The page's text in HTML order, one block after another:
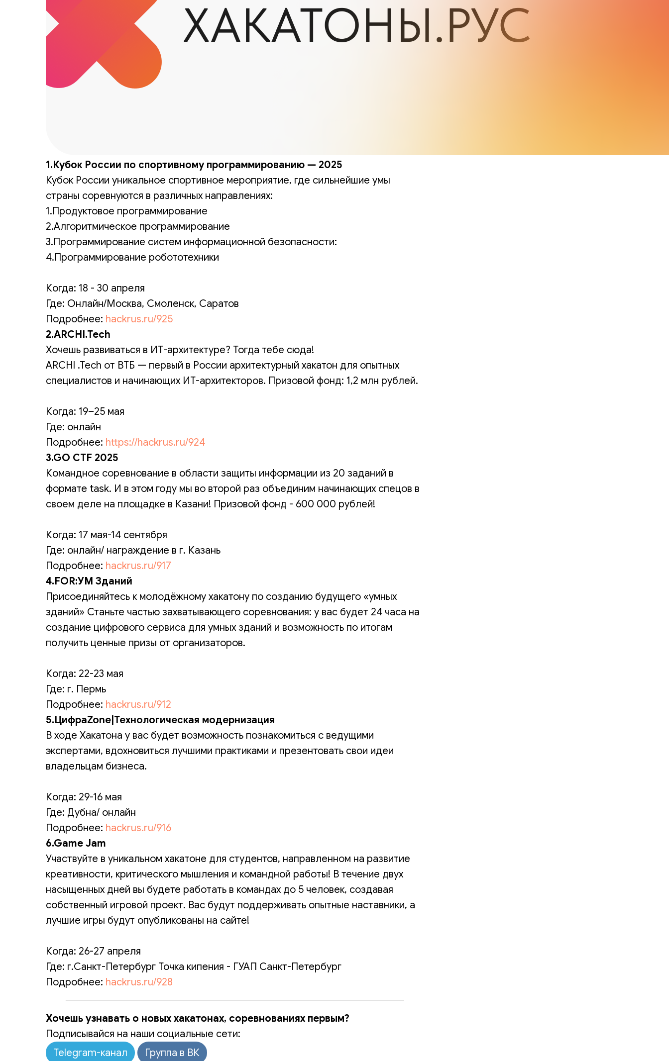
1.Кубок России по спортивному программированию — 2025
Кубок России уникальное спортивное мероприятие, где сильнейшие умы
страны соревнуются в различных направлениях:
1.Продуктовое программирование
2.Алгоритмическое программирование
3.Программирование систем информационной безопасности:
4.Программирование робототехники
Когда: 18 - 30 апреля
Где: Онлайн/Москва, Смоленск, Саратов
Подробнее: hackrus.ru/925
2.ARCHI.Tech
Хочешь развиваться в ИТ-архитектуре? Тогда тебе сюда!
ARCHI .Tech от ВТБ — первый в России архитектурный хакатон для опытных
специалистов и начинающих ИТ-архитекторов. Призовой фонд: 1,2 млн рублей.
Когда: 19–25 мая
Где: онлайн
Подробнее: https://hackrus.ru/924
3.GO CTF 2025
Командное соревнование в области защиты информации из 20 заданий в
формате task. И в этом году мы во второй раз объединим начинающих спецов в
своем деле на площадке в Казани! Призовой фонд - 600 000 рублей!
Когда: 17 мая-14 сентября
Где: онлайн/ награждение в г. Казань
Подробнее: hackrus.ru/917
4.FOR:УМ Зданий
Присоединяйтесь к молодёжному хакатону по созданию будущего «умных
зданий» Станьте частью захватывающего соревнования: у вас будет 24 часа на
создание цифрового сервиса для умных зданий и возможность по итогам
получить ценные призы от организаторов.
Когда: 22-23 мая
Где: г. Пермь
Подробнее: hackrus.ru/912
5.ЦифраZone|Технологическая модернизация
В ходе Хакатона у вас будет возможность познакомиться с ведущими
экспертами, вдохновиться лучшими практиками и презентовать свои идеи
владельцам бизнеса.
Когда: 29-16 мая
Где: Дубна/ онлайн
Подробнее: hackrus.ru/916
6.Game Jam
Участвуйте в уникальном хакатоне для студентов, направленном на развитие
креативности, критического мышления и командной работы! В течение двух
насыщенных дней вы будете работать в командах до 5 человек, создавая
собственный игровой проект. Вас будут поддерживать опытные наставники, а
лучшие игры будут опубликованы на сайте!
Когда: 26-27 апреля
Где: г.Санкт-Петербург Точка кипения - ГУАП Санкт-Петербург
Подробнее: hackrus.ru/928
Хочешь узнавать о новых хакатонах, соревнованиях первым?
Подписывайся на наши социальные сети:
Telegram-канал
Группа в ВК